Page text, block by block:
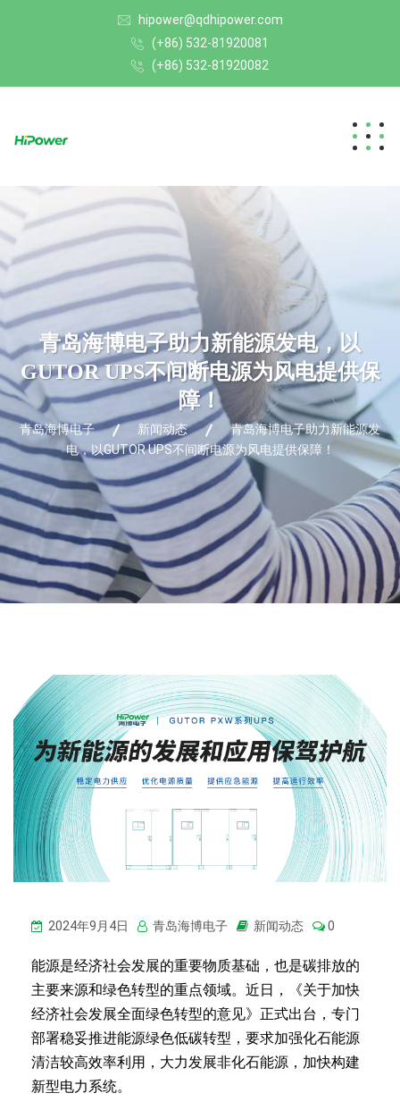
hipower@qdhipower.com
(+86) 532-81920081
(+86) 532-81920082
青岛海博电子助力新能源发电，以
GUTOR UPS不间断电源为风电提供保
障！
青岛海博电子 新闻动态
青岛海博电子助力新能源发
电，以GUTOR UPS不间断电源为风电提供保障！
2024年9月4日 青岛海博电子 新闻动态 0
能源是经济社会发展的重要物质基础，也是碳排放的
主要来源和绿色转型的重点领域。近日，《关于加快
经济社会发展全面绿色转型的意见》正式出台，专门
部署稳妥推进能源绿色低碳转型，要求加强化石能源
清洁较高效率利用，大力发展非化石能源，加快构建
新型电力系统。